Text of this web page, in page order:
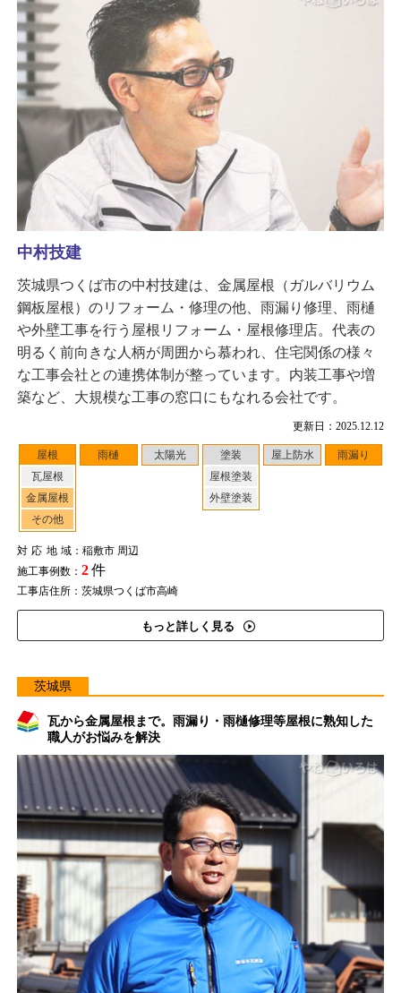
更新日：2025.12.12
屋根
瓦屋根
金属屋根
その他
雨樋 太陽光
塗装
屋根塗装
外壁塗装
屋上防水 雨漏り
対応地域：稲敷市 周辺
施工事例数： 2件
工事店住所：茨城県つくば市高崎
もっと詳しく見る
中村技建
茨城県つくば市の中村技建は、金属屋根（ガルバリウム
鋼板屋根）のリフォーム・修理の他、雨漏り修理、雨樋
や外壁工事を行う屋根リフォーム・屋根修理店。代表の
明るく前向きな人柄が周囲から慕われ、住宅関係の様々
な工事会社との連携体制が整っています。内装工事や増
築など、大規模な工事の窓口にもなれる会社です。
茨城県
瓦から金属屋根まで。雨漏り・雨樋修理等屋根に熟知した
職人がお悩みを解決